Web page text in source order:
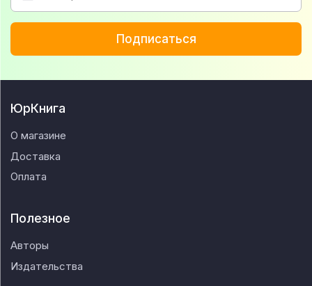
Подписаться
ЮрКнига
О магазине
Доставка
Оплата
Полезное
Авторы
Издательства